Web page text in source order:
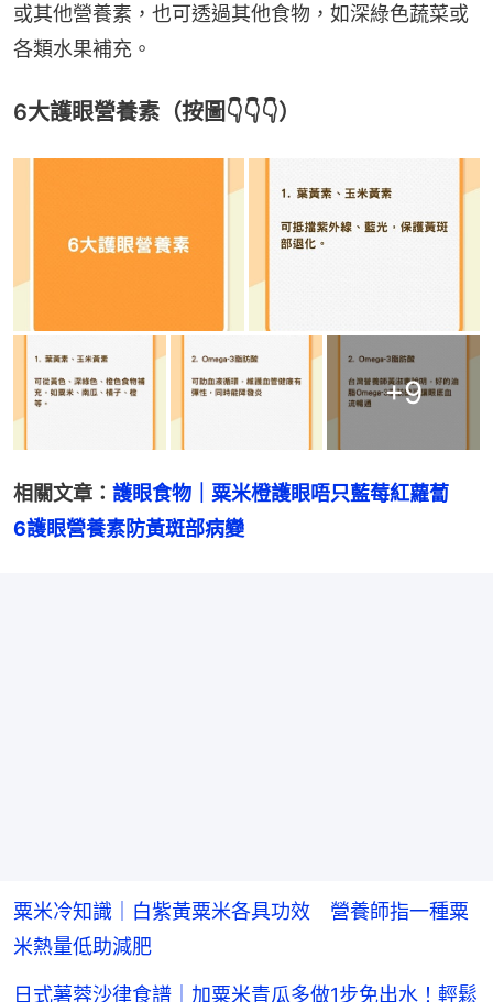
或其他營養素，也可透過其他食物，如深綠色蔬菜或
各類水果補充。
6大護眼營養素（按圖👇👇👇）
+9
相關文章： 護眼食物｜粟米橙護眼唔只藍莓紅蘿蔔
6護眼營養素防黃斑部病變
粟米冷知識｜白紫黃粟米各具功效 營養師指一種粟
米熱量低助減肥
日式薯蓉沙律食譜｜加粟米青瓜多做1步免出水！輕鬆